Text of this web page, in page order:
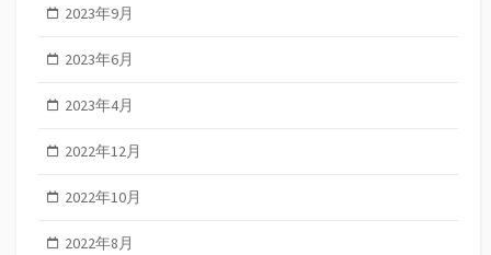
2023年9月
2023年6月
2023年4月
2022年12月
2022年10月
2022年8月